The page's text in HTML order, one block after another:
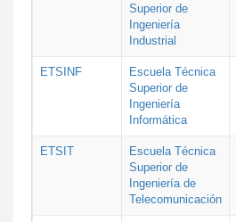
Superior de
Ingeniería
Industrial
ETSINF
Escuela Técnica
Superior de
Ingeniería
Informática
ETSIT
Escuela Técnica
Superior de
Ingeniería de
Telecomunicación